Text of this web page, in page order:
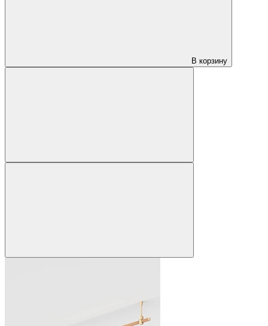
В корзину